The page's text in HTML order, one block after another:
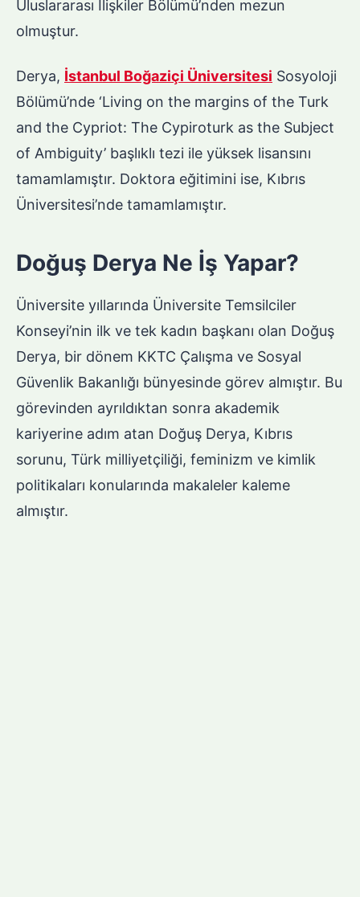
Uluslararası İlişkiler Bölümü’nden mezun
olmuştur.
Derya, İstanbul Boğaziçi Üniversitesi Sosyoloji
Bölümü’nde ‘Living on the margins of the Turk
and the Cypriot: The Cypiroturk as the Subject
of Ambiguity’ başlıklı tezi ile yüksek lisansını
tamamlamıştır. Doktora eğitimini ise, Kıbrıs
Üniversitesi’nde tamamlamıştır.
Doğuş Derya Ne İş Yapar?
Üniversite yıllarında Üniversite Temsilciler
Konseyi’nin ilk ve tek kadın başkanı olan Doğuş
Derya, bir dönem KKTC Çalışma ve Sosyal
Güvenlik Bakanlığı bünyesinde görev almıştır. Bu
görevinden ayrıldıktan sonra akademik
kariyerine adım atan Doğuş Derya, Kıbrıs
sorunu, Türk milliyetçiliği, feminizm ve kimlik
politikaları konularında makaleler kaleme
almıştır.